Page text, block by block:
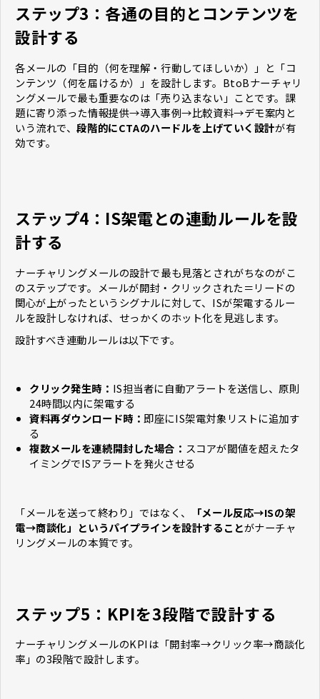
ステップ3：各通の目的とコンテンツを
設計する
各メールの「目的（何を理解・行動してほしいか）」と「コ
ンテンツ（何を届けるか）」を設計します。BtoBナーチャリ
ングメールで最も重要なのは「売り込まない」ことです。課
題に寄り添った情報提供→導入事例→比較資料→デモ案内と
いう流れで、段階的にCTAのハードルを上げていく設計が有
効です。
ステップ4：IS架電との連動ルールを設
計する
ナーチャリングメールの設計で最も見落とされがちなのがこ
のステップです。メールが開封・クリックされた＝リードの
関心が上がったというシグナルに対して、ISが架電するルー
ルを設計しなければ、せっかくのホット化を見逃します。
設計すべき連動ルールは以下です。
クリック発生時： IS担当者に自動アラートを送信し、原則
24時間以内に架電する
資料再ダウンロード時：即座にIS架電対象リストに追加す
る
複数メールを連続開封した場合： スコアが閾値を超えたタ
イミングでISアラートを発火させる
「メールを送って終わり」ではなく、
「メール反応→ISの架
電→商談化」というパイプラインを設計することがナーチャ
リングメールの本質です。
ステップ5：KPIを3段階で設計する
ナーチャリングメールのKPIは「開封率→クリック率→商談化
率」の3段階で設計します。